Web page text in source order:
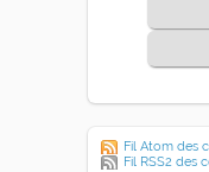
Fil Atom des
Fil RSS2 des